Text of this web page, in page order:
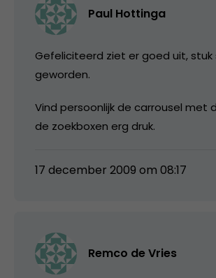
Paul Hottinga
Gefeliciteerd ziet er goed uit, stuk
geworden.
Vind persoonlijk de carrousel met
de zoekboxen erg druk.
17 december 2009 om 08:17
Remco de Vries